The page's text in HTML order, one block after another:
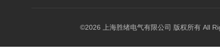
©2026 上海胜绪电气有限公司 版权所有 All